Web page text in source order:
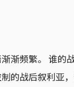
频繁。 谁的
的战后叙利亚